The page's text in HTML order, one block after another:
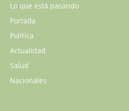
Lo que está pasando
Portada
Política
Actualidad
Salud
Nacionales